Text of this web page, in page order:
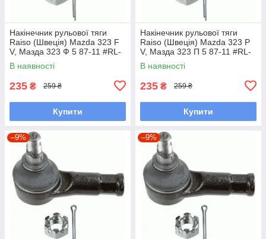
Накінечник рульової тяги
Raiso (Швеція) Mazda 323 F
V, Мазда 323 Ф 5 87-11 #RL-
232280M UAUHLWV7
В наявності
235 ₴ 259 ₴
Купити
Накінечник рульової тяги
Raiso (Швеція) Mazda 323 P
V, Мазда 323 П 5 87-11 #RL-
232280M UAEERFR7
В наявності
235 ₴ 259 ₴
Купити
–9% –9%